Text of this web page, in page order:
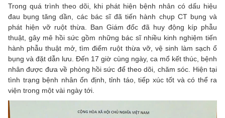
Trong quá trình theo dõi, khi phát hiện bệnh nhân có dấu hiệu
đau bụng tăng dần, các bác sĩ đã tiến hành chụp CT bụng và
phát hiện vỡ ruột thừa. Ban Giám đốc đã huy động kíp phẫu
thuật, gây mê hồi sức gồm những bác sĩ nhiều kinh nghiệm tiến
hành phẫu thuật mở, tìm điểm ruột thừa vỡ, vệ sinh làm sạch ổ
bụng và đặt dẫn lưu. Đến 17 giờ cùng ngày, ca mổ kết thúc, bệnh
nhân được đưa về phòng hồi sức để theo dõi, chăm sóc. Hiện tại
tình trạng bệnh nhân ổn định, tỉnh táo, tiếp xúc tốt và có thể ra
viện trong một vài ngày tới.